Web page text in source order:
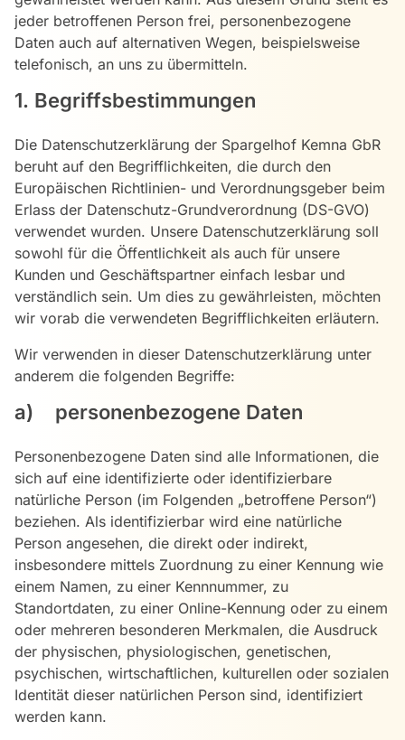
jeder betroffenen Person frei, personenbezogene
Daten auch auf alternativen Wegen, beispielsweise
telefonisch, an uns zu übermitteln.
1. Begriffsbestimmungen
Die Datenschutzerklärung der Spargelhof Kemna GbR
beruht auf den Begrifflichkeiten, die durch den
Europäischen Richtlinien- und Verordnungsgeber beim
Erlass der Datenschutz-Grundverordnung (DS-GVO)
verwendet wurden. Unsere Datenschutzerklärung soll
sowohl für die Öffentlichkeit als auch für unsere
Kunden und Geschäftspartner einfach lesbar und
verständlich sein. Um dies zu gewährleisten, möchten
wir vorab die verwendeten Begrifflichkeiten erläutern.
Wir verwenden in dieser Datenschutzerklärung unter
anderem die folgenden Begriffe:
a) personenbezogene Daten
Personenbezogene Daten sind alle Informationen, die
sich auf eine identifizierte oder identifizierbare
natürliche Person (im Folgenden „betroffene Person“)
beziehen. Als identifizierbar wird eine natürliche
Person angesehen, die direkt oder indirekt,
insbesondere mittels Zuordnung zu einer Kennung wie
einem Namen, zu einer Kennnummer, zu
Standortdaten, zu einer Online-Kennung oder zu einem
oder mehreren besonderen Merkmalen, die Ausdruck
der physischen, physiologischen, genetischen,
psychischen, wirtschaftlichen, kulturellen oder sozialen
Identität dieser natürlichen Person sind, identifiziert
werden kann.